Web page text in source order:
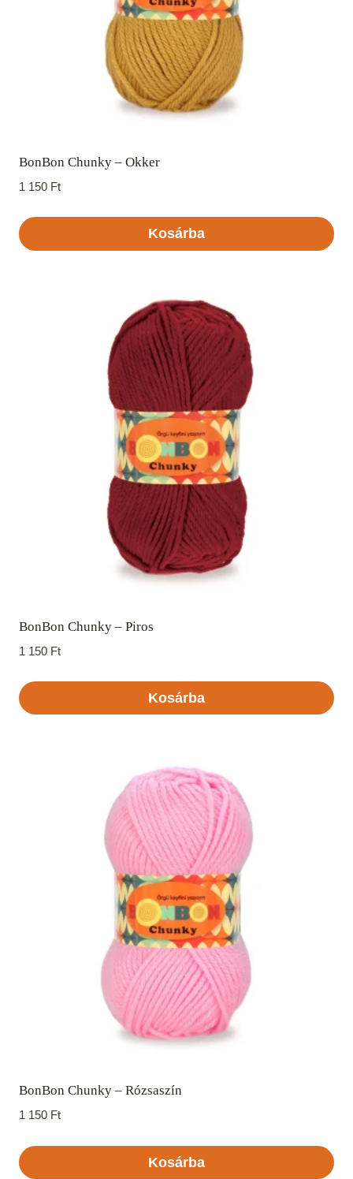
BonBon Chunky – Okker
1 150 Ft
Kosárba
BonBon Chunky – Piros
1 150 Ft
Kosárba
BonBon Chunky – Rózsaszín
1 150 Ft
Kosárba